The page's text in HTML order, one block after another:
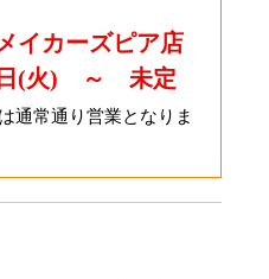
イカーズピア店
日(火) ～ 未定
通常通り営業となりま